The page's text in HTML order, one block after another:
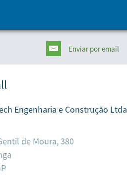
Enviarpor email
Engenharia e Construção Ltda
de Moura, 380